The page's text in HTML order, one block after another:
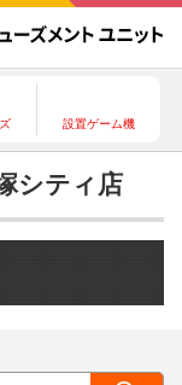
設置ゲーム機
シティ店